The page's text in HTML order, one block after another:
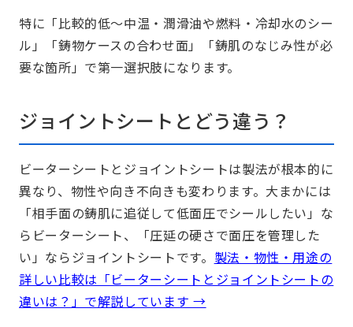
特に「比較的低～中温・潤滑油や燃料・冷却水のシー
ル」「鋳物ケースの合わせ面」「鋳肌のなじみ性が必
要な箇所」で第一選択肢になります。
ジョイントシートとどう違う？
ビーターシートとジョイントシートは製法が根本的に
異なり、物性や向き不向きも変わります。大まかには
「相手面の鋳肌に追従して低面圧でシールしたい」な
らビーターシート、「圧延の硬さで面圧を管理した
い」ならジョイントシートです。 製法・物性・用途の
詳しい比較は「ビーターシートとジョイントシートの
違いは？」で解説しています →